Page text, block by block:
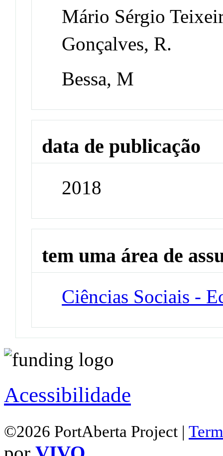
Mário Sérgio
Gonçalves, R.
Bessa, M
data de publicação
2018
tem uma área de
Ciências Sociais -
Acessibilidade
©2026 PortAberta Project |